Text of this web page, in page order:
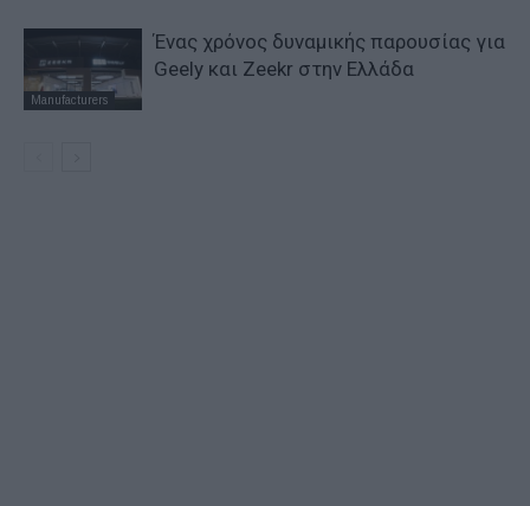
Manufacturers
Ένας χρόνος δυναμικής παρουσίας για
Geely και Zeekr στην Ελλάδα